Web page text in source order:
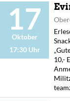
17
Oktober
17:30 Uhr
10,-